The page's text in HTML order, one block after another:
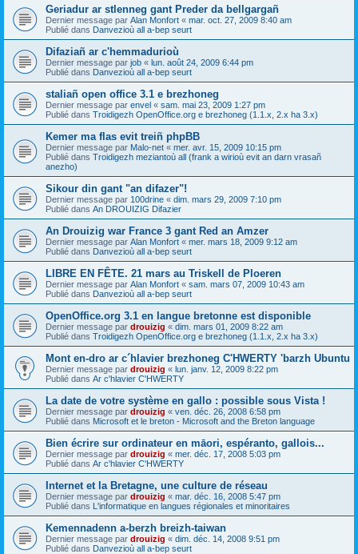
Geriadur ar stlenneg gant Preder da bellgargañ
Dernier message par Alan Monfort « mar. oct. 27, 2009 8:40 am
Publié dans Danvezioù all a-bep seurt
Difaziañ ar c'hemmadurioù
Dernier message par job « lun. août 24, 2009 6:44 pm
Publié dans Danvezioù all a-bep seurt
staliañ open office 3.1 e brezhoneg
Dernier message par envel « sam. mai 23, 2009 1:27 pm
Publié dans Troidigezh OpenOffice.org e brezhoneg (1.1.x, 2.x ha 3.x)
Kemer ma flas evit treiñ phpBB
Dernier message par Malo-net « mer. avr. 15, 2009 10:15 pm
Publié dans Troidigezh meziantoù all (frank a wirioù evit an darn vrasañ
anezho)
Sikour din gant "an difazer"!
Dernier message par 100drine « dim. mars 29, 2009 7:10 pm
Publié dans An DROUIZIG Difazier
An Drouizig war France 3 gant Red an Amzer
Dernier message par Alan Monfort « mer. mars 18, 2009 9:12 am
Publié dans Danvezioù all a-bep seurt
LIBRE EN FÊTE. 21 mars au Triskell de Ploeren
Dernier message par Alan Monfort « sam. mars 07, 2009 10:43 am
Publié dans Danvezioù all a-bep seurt
OpenOffice.org 3.1 en langue bretonne est disponible
Dernier message par drouizig « dim. mars 01, 2009 8:22 am
Publié dans Troidigezh OpenOffice.org e brezhoneg (1.1.x, 2.x ha 3.x)
Mont en-dro ar c´hlavier brezhoneg C'HWERTY 'barzh Ubuntu
Dernier message par drouizig « lun. janv. 12, 2009 8:22 pm
Publié dans Ar c'hlavier C'HWERTY
La date de votre système en gallo : possible sous Vista !
Dernier message par drouizig « ven. déc. 26, 2008 6:58 pm
Publié dans Microsoft et le breton - Microsoft and the Breton language
Bien écrire sur ordinateur en māori, espéranto, gallois...
Dernier message par drouizig « mer. déc. 17, 2008 5:03 pm
Publié dans Ar c'hlavier C'HWERTY
Internet et la Bretagne, une culture de réseau
Dernier message par drouizig « mar. déc. 16, 2008 5:47 pm
Publié dans L'informatique en langues régionales et minoritaires
Kemennadenn a-berzh breizh-taiwan
Dernier message par drouizig « dim. déc. 14, 2008 9:51 pm
Publié dans Danvezioù all a-bep seurt